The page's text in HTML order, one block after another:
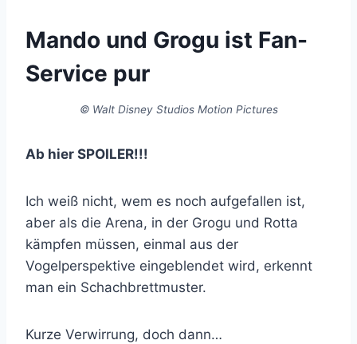
Mando und Grogu ist Fan-
Service pur
© Walt Disney Studios Motion Pictures
Ab hier SPOILER!!!
Ich weiß nicht, wem es noch aufgefallen ist,
aber als die Arena, in der Grogu und Rotta
kämpfen müssen, einmal aus der
Vogelperspektive eingeblendet wird, erkennt
man ein Schachbrettmuster.
Kurze Verwirrung, doch dann…